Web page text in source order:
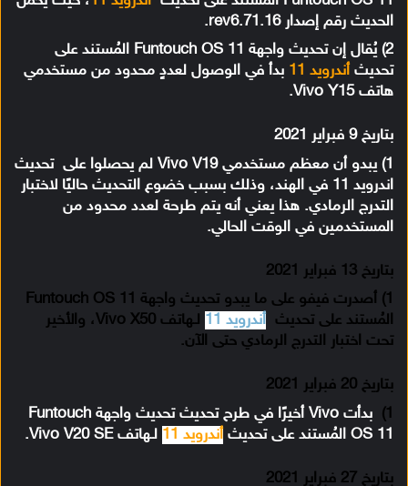
الحديث رقم إصدار rev6.71.16.
2) يُقال إن تحديث واجهة Funtouch OS 11 المُستند على
تحديث أندرويد 11
بدأ في الوصول لعددٍ محدود من مستخدمي
هاتف Vivo Y15.
بتاريخ 9 فبراير 2021
1) يبدو أن معظم مستخدمي Vivo V19 لم يحصلوا على تحديث
اندرويد 11 في الهند، وذلك بسبب خضوع التحديث حاليًا لاختبار
التدرج الرمادي. هذا يعني أنه يتم طرحة لعدد محدود من
المستخدمين في الوقت الحالي.
بتاريخ 13 فبراير 2021
1) أصدرت فيفو على ما يبدو تحديث واجهة Funtouch OS 11
المُستند على تحديث أندرويد 11
لـهاتف Vivo X50، والأخير
تحت اختبار التدرج الرمادي حتى الآن.
بتاريخ 20 فبراير 2021
1)
بدأت Vivo أخيرًا في طرح تحديث تحديث واجهة Funtouch
OS 11 المُستند على تحديث
أندرويد 11 لـهاتف Vivo V20 SE.
بتاريخ 27 فبراير 2021